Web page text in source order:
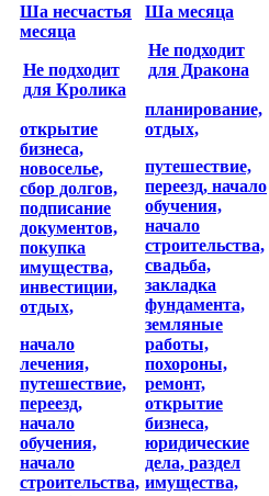
Ша несчастья
месяца
Не подходит
для Кролика
открытие
бизнеса,
новоселье,
сбор долгов,
подписание
документов,
покупка
имущества,
инвестиции,
отдых,
начало
лечения,
путешествие,
переезд,
начало
обучения,
начало
строительства,
Ша месяца
Не подходит
для Дракона
планирование,
отдых,
путешествие,
переезд, начало
обучения,
начало
строительства,
свадьба,
закладка
фундамента,
земляные
работы,
похороны,
ремонт,
открытие
бизнеса,
юридические
дела, раздел
имущества,